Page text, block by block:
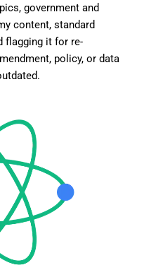
government and
content, standard
flagging it for re-
policy, or data